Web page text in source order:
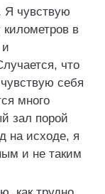
Я чувствую
километров в
что
себя
много
зал порой
на исходе, я
и не таким